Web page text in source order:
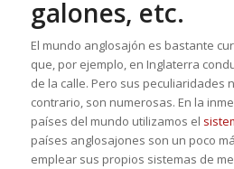
galones, etc.
El mundo anglosajón es bastante
que, por ejemplo, en Inglaterra
de la calle. Pero sus peculiaridades
contrario, son numerosas. En la
países del mundo utilizamos el
países anglosajones son un poco
emplear sus propios sistemas de